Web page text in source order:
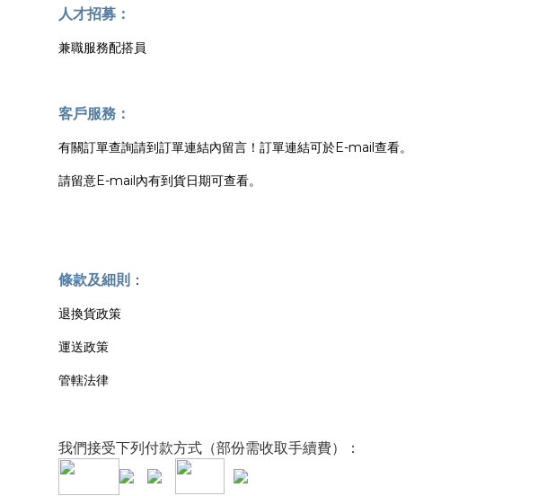
人才招募：
兼職服務配搭員
客戶服務：
有關訂單查詢請到訂單連結內留言！訂單連結可於E-mail查看。
請留意E-mail內有到貨日期可查看。
條款及細則 ：
退換貨政策
運送政策
管轄法律
我們接受下列付款方式（部份需收取手續費）：